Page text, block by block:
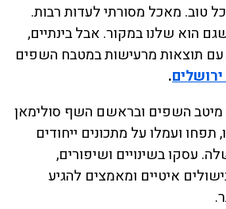
טוב. מאכל מסורתי לעדות רבות.
הוא שלנו במקור. אבל בינתיים,
תוצאות מרעישות במטבח השפים
.
השפים ובראשם השף סולימאן
תפחו ועמלו על מתכונים ייחודים
עסקו בשינויים ושיפורים,
איטיים ומאמצים להגיע